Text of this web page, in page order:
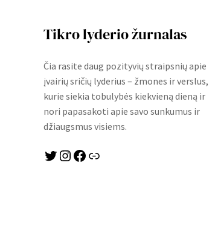
Tikro lyderio žurnalas
Čia rasite daug pozityvių straipsnių apie
įvairių sričių lyderius – žmones ir verslus,
kurie siekia tobulybės kiekvieną dieną ir
nori papasakoti apie savo sunkumus ir
džiaugsmus visiems.
Twitter Instagram Facebook Link